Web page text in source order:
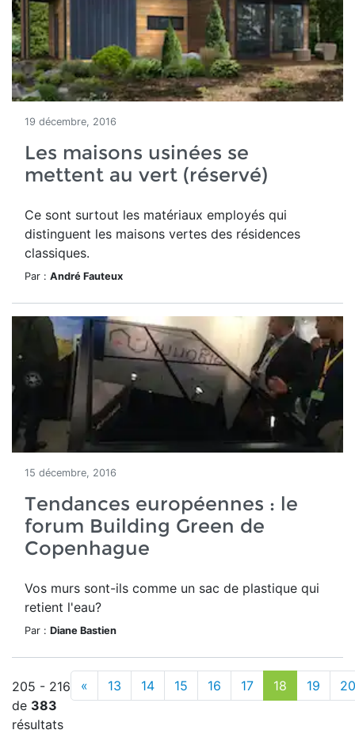
19 décembre, 2016
Les maisons usinées se
mettent au vert (réservé)
Ce sont surtout les matériaux employés qui
distinguent les maisons vertes des résidences
classiques.
Par : André Fauteux
15 décembre, 2016
Tendances européennes : le
forum Building Green de
Copenhague
Vos murs sont-ils comme un sac de plastique qui
retient l'eau?
Par : Diane Bastien
205 - 216
de 383
résultats
« 13 14 15 16 17 18 19 20